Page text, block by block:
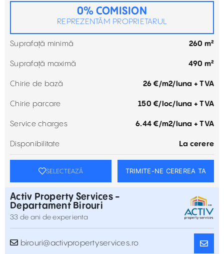
0% COMISION
REPREZENTĂM PROPRIETARUL
Suprafață minimă 260 m²
Suprafață maximă 490 m²
Chirie de bază 26 €/m2/luna + TVA
Chirie parcare 150 €/loc/luna + TVA
Service charges 6.44 €/m2/luna + TVA
Disponibilitate La cerere
SELECTEAZĂ TRIMITE-NE CEREREA TA
Activ Property Services -
Departament Birouri
33 de ani de experienta
birouri@activpropertyservices.ro